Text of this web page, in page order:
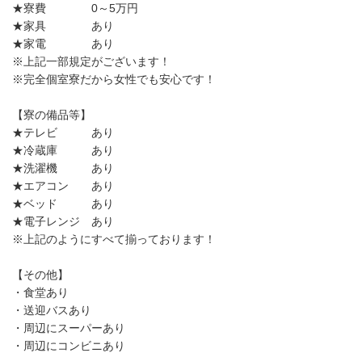
★寮費 0～5万円
★家具 あり
★家電 あり
※上記一部規定がございます！
※完全個室寮だから女性でも安心です！
【寮の備品等】
★テレビ あり
★冷蔵庫 あり
★洗濯機 あり
★エアコン あり
★ベッド あり
★電子レンジ あり
※上記のようにすべて揃っております！
【その他】
・食堂あり
・送迎バスあり
・周辺にスーパーあり
・周辺にコンビニあり